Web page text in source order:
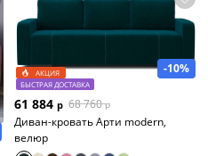
-10%
АКЦИЯ
БЫСТРАЯ ДОСТАВКА
61 884 р 68 760 р
Диван-кровать Арти modern,
велюр